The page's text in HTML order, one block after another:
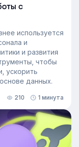
с
используется
и
и развития
чтобы
ускорить
данных.
210 1 минута